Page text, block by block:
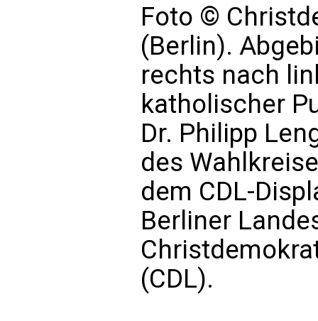
Foto ©
(Berlin).
rechts nach
katholischer
Dr. Philipp
des
dem CDL-
Berliner
(CDL).